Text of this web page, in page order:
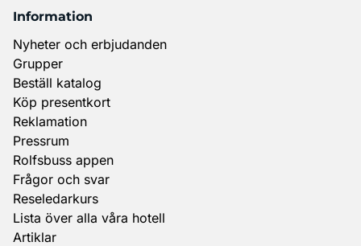
Information
Nyheter och erbjudanden
Grupper
Beställ katalog
Köp presentkort
Reklamation
Pressrum
Rolfsbuss appen
Frågor och svar
Reseledarkurs
Lista över alla våra hotell
Artiklar